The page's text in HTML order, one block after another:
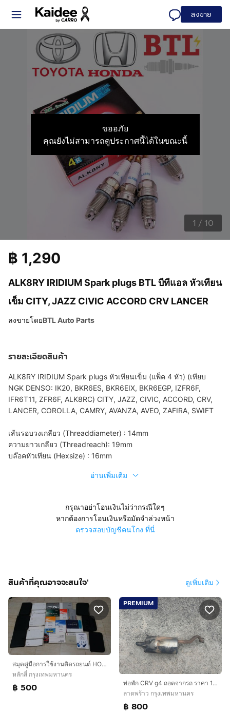
ลงขาย
ขออภัย
คุณยังไม่สามารถดูประกาศนี้ได้ในขณะนี้
1 / 10
ALK8RY IRIDIUM Spark plugs BTL บีทีแอล หัวเทียน
เข็ม CITY, JAZZ CIVIC ACCORD CRV LANCER
฿ 1,290
ลงขายโดยBTL Auto Parts
รายละเอียดสินค้า
ALK8RY IRIDIUM Spark plugs หัวเทียนเข็ม (แพ็ค 4 หัว) (เทียบ
NGK DENSO: IK20, BKR6ES, BKR6EIX, BKR6EGP, IZFR6F,
IFR6T11, ZFR6F, ALK8RC) CITY, JAZZ, CIVIC, ACCORD, CRV,
LANCER, COROLLA, CAMRY, AVANZA, AVEO, ZAFIRA, SWIFT
เส้นรอบวงเกลียว (Threaddiameter) : 14mm
ความยาวเกลียว (Threadreach): 19mm
บล๊อคหัวเทียน (Hexsize) : 16mm
อ่านเพิ่มเติม
กรุณาอย่าโอนเงินไม่ว่ากรณีใดๆ
หากต้องการโอนเงินหรือมัดจำล่วงหน้า
ตรวจสอบบัญชีคนโกง ที่นี่
สินค้าที่คุณอาจจะสนใจ' ดูเพิ่มเติม
สมุดคู่มือการใช้งานติดรถยนต์ HONDA MAZDA TOYOTA NISSAN ISUZU SUZUKI
หลักสี่ กรุงเทพมหานคร
฿ 500
PREMIUM
ท่อพัก CRV g4 ถอดจากรถ ราคา 1,000 บาท
ลาดพร้าว กรุงเทพมหานคร
฿ 800